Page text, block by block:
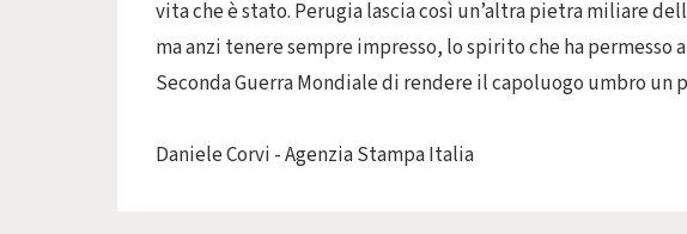
vita che è stato. Perugia lascia così un’altra pietra miliare
ma anzi tenere sempre impresso, lo spirito che ha permesso
Seconda Guerra Mondiale di rendere il capoluogo umbro un
Daniele Corvi - Agenzia Stampa Italia